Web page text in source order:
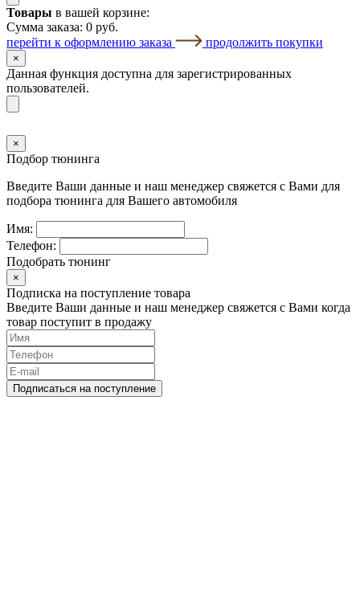
Товары в вашей корзине:
Сумма заказа: 0 руб.
перейти к оформлению заказа
продолжить покупки
×
Данная функция доступна для зарегистрированных
пользователей.
×
Подбор тюнинга
Введите Ваши данные и наш менеджер свяжется с Вами для
подбора тюнинга для Вашего автомобиля
Имя:
Телефон:
Подобрать тюнинг
×
Подписка на поступление товара
Введите Ваши данные и наш менеджер свяжется с Вами когда
товар поступит в продажу